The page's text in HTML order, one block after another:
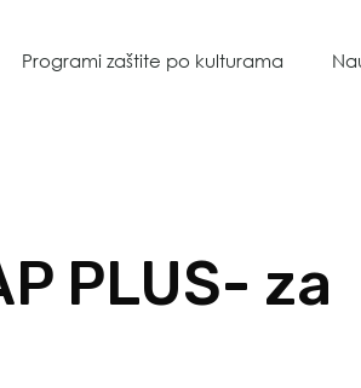
Programi zaštite po kulturama
PLUS- za